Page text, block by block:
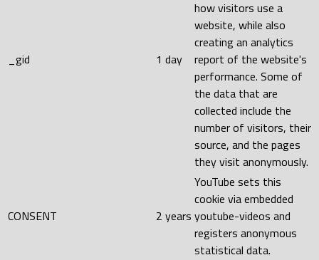
_gid 1 day
how visitors use a
website, while also
creating an analytics
report of the website's
performance. Some of
the data that are
collected include the
number of visitors, their
source, and the pages
they visit anonymously.
CONSENT 2 years
YouTube sets this
cookie via embedded
youtube-videos and
registers anonymous
statistical data.